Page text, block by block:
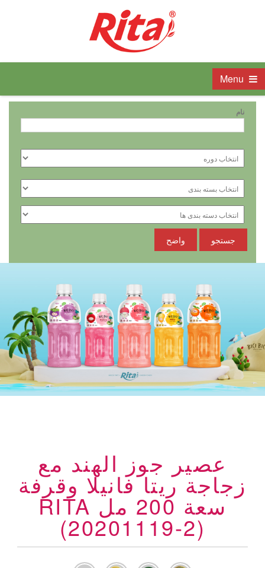
نام
جستجو واضح
عصير جوز الهند مع
زجاجة ريتا فانيلا وقرفة
سعة 200 مل RITA
(20201119-2)